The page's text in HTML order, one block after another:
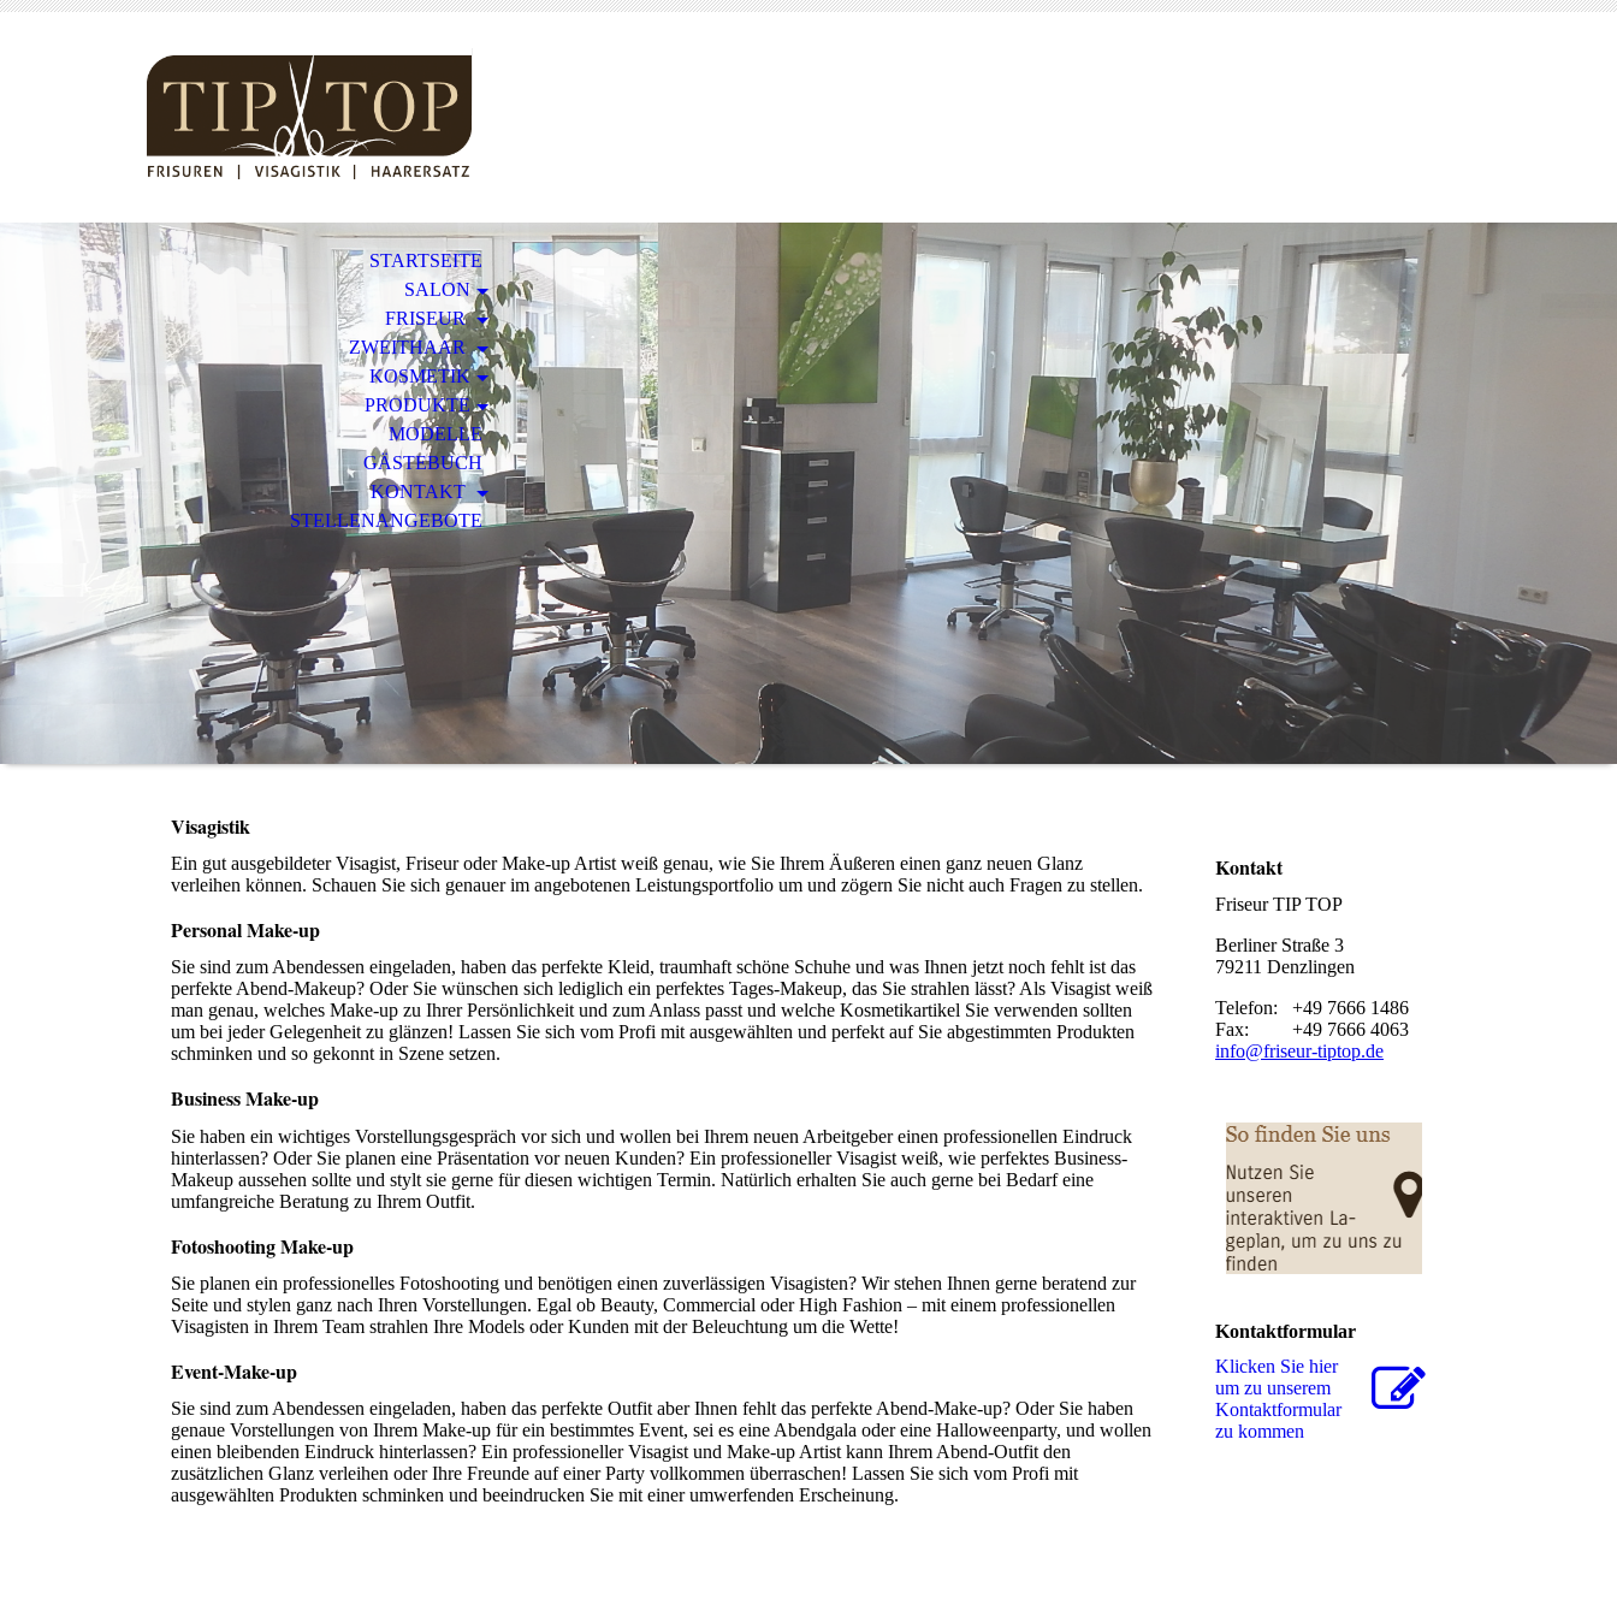
STARTSEITE
SALON
FRISEUR
ZWEITHAAR
KOSMETIK
PRODUKTE
MODELLE
GÄSTEBUCH
KONTAKT
STELLENANGEBOTE
Visagistik
Ein gut ausgebildeter Visagist, Friseur oder Make-up Artist weiß genau, wie Sie Ihrem Äußeren einen ganz neuen Glanz
verleihen können. Schauen Sie sich genauer im angebotenen Leistungsportfolio um und zögern Sie nicht auch Fragen zu stellen.
Personal Make-up
Sie sind zum Abendessen eingeladen, haben das perfekte Kleid, traumhaft schöne Schuhe und was Ihnen jetzt noch fehlt ist das
perfekte Abend-Makeup? Oder Sie wünschen sich lediglich ein perfektes Tages-Makeup, das Sie strahlen lässt? Als Visagist weiß
man genau, welches Make-up zu Ihrer Persönlichkeit und zum Anlass passt und welche Kosmetikartikel Sie verwenden sollten
um bei jeder Gelegenheit zu glänzen! Lassen Sie sich vom Profi mit ausgewählten und perfekt auf Sie abgestimmten Produkten
schminken und so gekonnt in Szene setzen.
Business Make-up
Sie haben ein wichtiges Vorstellungsgespräch vor sich und wollen bei Ihrem neuen Arbeitgeber einen professionellen Eindruck
hinterlassen? Oder Sie planen eine Präsentation vor neuen Kunden? Ein professioneller Visagist weiß, wie perfektes Business-
Makeup aussehen sollte und stylt sie gerne für diesen wichtigen Termin. Natürlich erhalten Sie auch gerne bei Bedarf eine
umfangreiche Beratung zu Ihrem Outfit.
Fotoshooting Make-up
Sie planen ein professionelles Fotoshooting und benötigen einen zuverlässigen Visagisten? Wir stehen Ihnen gerne beratend zur
Seite und stylen ganz nach Ihren Vorstellungen. Egal ob Beauty, Commercial oder High Fashion – mit einem professionellen
Visagisten in Ihrem Team strahlen Ihre Models oder Kunden mit der Beleuchtung um die Wette!
Event-Make-up
Sie sind zum Abendessen eingeladen, haben das perfekte Outfit aber Ihnen fehlt das perfekte Abend-Make-up? Oder Sie haben
genaue Vorstellungen von Ihrem Make-up für ein bestimmtes Event, sei es eine Abendgala oder eine Halloweenparty, und wollen
einen bleibenden Eindruck hinterlassen? Ein professioneller Visagist und Make-up Artist kann Ihrem Abend-Outfit den
zusätzlichen Glanz verleihen oder Ihre Freunde auf einer Party vollkommen überraschen! Lassen Sie sich vom Profi mit
ausgewählten Produkten schminken und beeindrucken Sie mit einer umwerfenden Erscheinung.
Kontakt
Friseur TIP TOP
Berliner Straße 3
79211 Denzlingen
Telefon: +49 7666 1486
Fax: +49 7666 4063
info@friseur-tiptop.de
Kontaktformular
Klicken Sie hier
um zu unserem
Kon­takt­for­mu­lar
zu kommen